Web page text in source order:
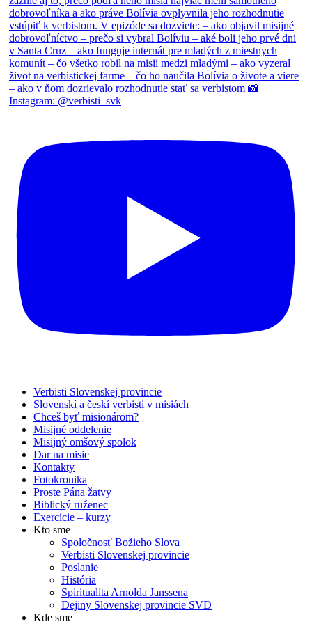
Verbisti Slovenskej provincie
Slovenskí a českí verbisti v misiách
Chceš byť misionárom?
Misijné oddelenie
Misijný omšový spolok
Dar na misie
Kontakty
Fotokronika
Proste Pána žatvy
Biblický ruženec
Exercície – kurzy
Kto sme
Spoločnosť Božieho Slova
Verbisti Slovenskej provincie
Poslanie
História
Spiritualita Arnolda Janssena
Dejiny Slovenskej provincie SVD
Kde sme